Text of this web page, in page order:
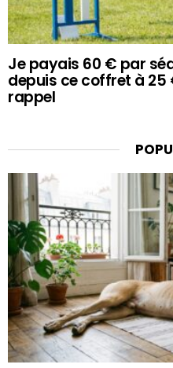
Je payais 60 € par
depuis ce coffret à 25
rappel